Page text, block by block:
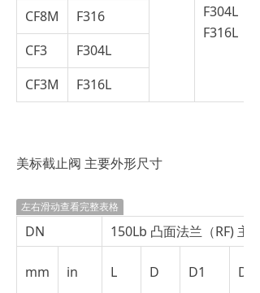
F304L
F316L
CF8M
F316
CF3
F304L
CF3M
F316L
美标截止阀 主要外形尺寸
左右滑动查看完整表格
DN 150Lb 凸面法兰（RF) 主
mm in L D D1 D2